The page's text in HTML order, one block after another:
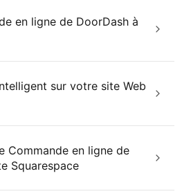
en ligne de DoorDash à
sur votre site Web
Commande en ligne de
Squarespace